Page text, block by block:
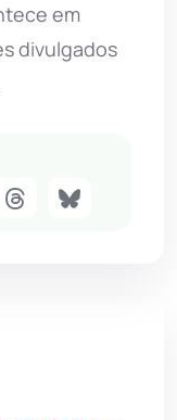
em
divulgados